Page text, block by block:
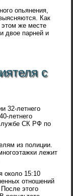
опьянения,
Как
этом же месте
двое парней и
с
32-летнего
летнего
СК РФ по
из полиции.
лежит
около 15:10
отношений
этого